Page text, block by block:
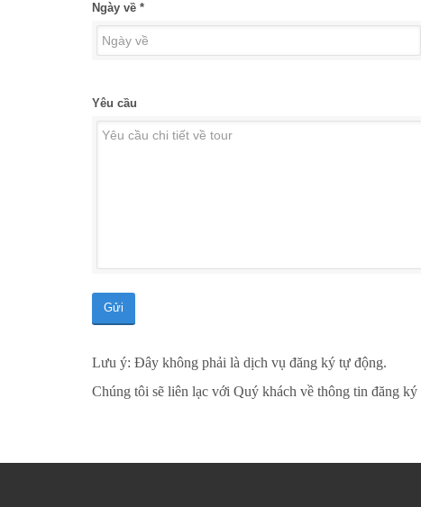
Ngày về *
Yêu cầu
Gửi
Lưu ý: Đây không phải là dịch vụ đăng ký tự động.
Chúng tôi sẽ liên lạc với Quý khách về thông tin đăng